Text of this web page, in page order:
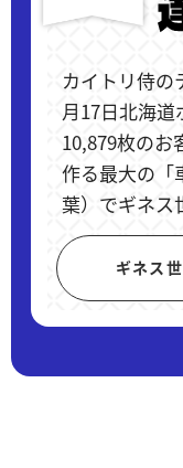
カイトリ侍の
月17日北海道
10,879枚のお
作る最大の「
葉）でギネス
ギネス